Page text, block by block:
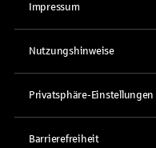
Impressum
Nutzungshinweise
Privatsphäre-Einstellungen
Barrierefreiheit